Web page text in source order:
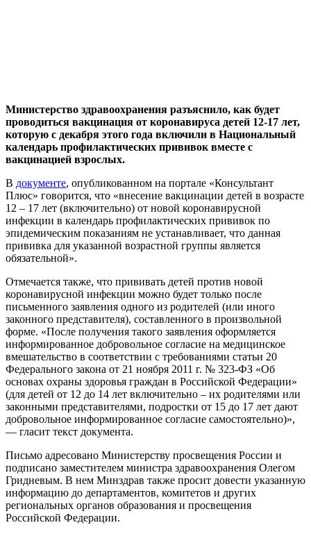
Министерство здравоохранения разъяснило, как будет
проводиться вакцинация от коронавируса детей 12-17 лет,
которую с декабря этого года включили в Национальный
календарь профилактических прививок вместе с
вакцинацией взрослых.
В документе, опубликованном на портале «Консультант
Плюс» говорится, что «внесение вакцинации детей в возрасте
12 – 17 лет (включительно) от новой коронавирусной
инфекции в календарь профилактических прививок по
эпидемическим показаниям не устанавливает, что данная
прививка для указанной возрастной группы является
обязательной».
Отмечается также, что прививать детей против новой
коронавирусной инфекции можно будет только после
письменного заявления одного из родителей (или иного
законного представителя), составленного в произвольной
форме. «После получения такого заявления оформляется
информированное добровольное согласие на медицинское
вмешательство в соответствии с требованиями статьи 20
Федерального закона от 21 ноября 2011 г. № 323-ФЗ «Об
основах охраны здоровья граждан в Российской Федерации»
(для детей от 12 до 14 лет включительно – их родителями или
законными представителями, подростки от 15 до 17 лет дают
добровольное информированное согласие самостоятельно)»,
— гласит текст документа.
Письмо адресовано Министерству просвещения России и
подписано заместителем министра здравоохранения Олегом
Гридневым. В нем Минздрав также просит довести указанную
информацию до департаментов, комитетов и других
региональных органов образования и просвещения
Российской Федерации.